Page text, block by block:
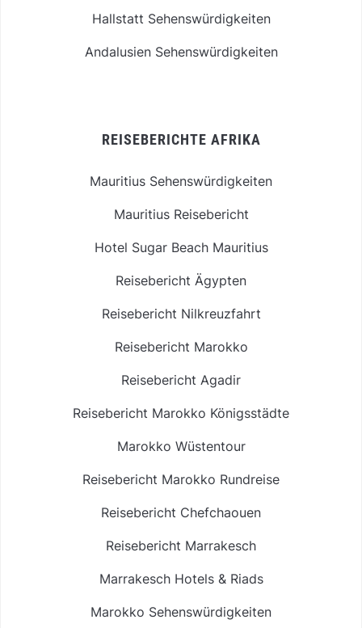
Hallstatt Sehenswürdigkeiten
Andalusien Sehenswürdigkeiten
REISEBERICHTE AFRIKA
Mauritius Sehenswürdigkeiten
Mauritius Reisebericht
Hotel Sugar Beach Mauritius
Reisebericht Ägypten
Reisebericht Nilkreuzfahrt
Reisebericht Marokko
Reisebericht Agadir
Reisebericht Marokko Königsstädte
Marokko Wüstentour
Reisebericht Marokko Rundreise
Reisebericht Chefchaouen
Reisebericht Marrakesch
Marrakesch Hotels & Riads
Marokko Sehenswürdigkeiten